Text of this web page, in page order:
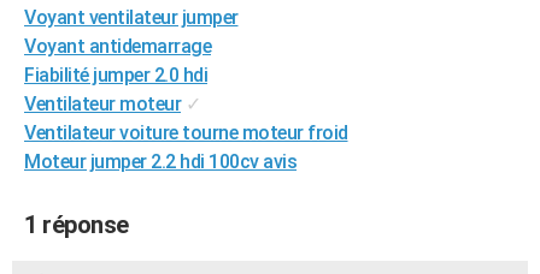
Art de vivre
Bien-être
Loisirs
Mode
Modes de vie
SANTE
Alimentation
Guide de la santé
Maladies
Médicaments
Sommeil
VOYAGE
Destinations
City break
Voyage nature
Voyage de noces
Forum
Climat
+PHOTO
GUIDES D'ACHAT
BONS PLANS
Voyant ventilateur jumper
Voyant antidemarrage
Fiabilité jumper 2.0 hdi
Ventilateur moteur ✓
Ventilateur voiture tourne moteur froid
Moteur jumper 2.2 hdi 100cv avis
1 réponse